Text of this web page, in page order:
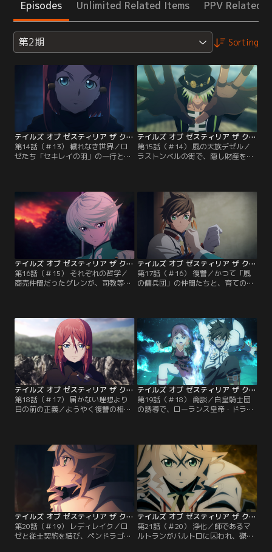
Episodes Unlimited Related Items PPV Related
第2期 Sorting
テイルズ オブ ゼスティリア ザ クロス 第2期 第14話（＃13）
第14話（＃13） 穢れなき世界／ロ
ゼたち「セキレイの羽」の一行と共
られそうになり、犯人から脅しをか
けられるものの、難なく相手を返り
討ちにするロゼ。スレイは商人とし
ての仕事をきっちりとこなすロゼに
感心しつつ、夜になると穢れのあり
ようを自分なりに認識し…。
テイルズ オブ ゼスティリア ザ クロス 第2期 第15話（＃14）
第15話（＃14） 風の天族デゼル／
ラストンベルの街で、隠し財産を蓄
違和感を覚えながらも彼女と朝食を
共にしていると、そこに昨晩スレイ
を訪ね、なりゆきから酔いつぶれて
しまったローランス帝国白皇騎士
団・団長のセルゲイが失態の詫びに
現れる。
テイルズ オブ ゼスティリア ザ クロス 第2期 第16話（＃15）
第16話（＃15） それぞれの哲学／
商売仲間だったグレンが、司教等の
ラストンベルの街にある聖堂を破壊
しようとする。ライラたちがデゼル
を止めにいく一方、スレイはロゼの
元へと向かう。姿は見えないが、聖
堂近くで巻き起こる事象をデゼルが
引き起こしていると…。
テイルズ オブ ゼスティリア ザ クロス 第2期 第17話（＃16）
第17話（＃16） 復讐／かつて「風
の傭兵団」の仲間たちと、育ての親
は、コナン皇子に復讐するために旅
立つ準備を始める。セルゲイより雨
が降り続いたままだと聞き、その理
由を探るため、ローランスの首都・
ペンドラゴへ向かうと決めたスレ
イ。デゼルを気に掛ける中…。
テイルズ オブ ゼスティリア ザ クロス 第2期 第18話（＃17）
第18話（＃17） 届かない理想より
目の前の正義／ようやく復讐の相手
ず、人間離れした力でロゼに襲いか
かるコナン。二人の戦いにデゼルが
加勢すると、ロゼたちがいた塔が一
気に崩れ落ちてしまう。スレイによ
って助けられたものの…。
テイルズ オブ ゼスティリア ザ クロス 第2期 第19話（＃18）
第19話（＃18） 商談／白皇騎士団
の誘導で、ローランス皇帝・ドラン
と“災厄のはじまり”についての伝承
を語り始める。さらにドランは、ハ
イランドのアリーシャが拘束された
らしいとスレイに伝える。驚くスレ
イだったが…。
テイルズ オブ ゼスティリア ザ クロス 第2期 第20話（＃19）
第20話（＃19） レディレイク／ロ
ゼと従士契約を結び、ペンドラゴに
テイルズ オブ ゼスティリア ザ クロス 第2期 第21話（＃20）
第21話（＃20） 浄化／師であるマ
ルトランがバルトロに囚われ、磔に